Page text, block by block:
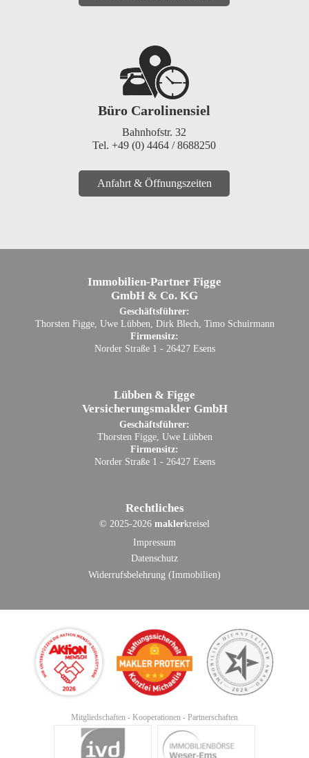
Büro Carolinensiel
Bahnhofstr. 32
Tel. +49 (0) 4464 / 8688250
Anfahrt & Öffnungszeiten
Immobilien-Partner Figge
GmbH & Co. KG
Geschäftsführer:
Thorsten Figge, Uwe Lübben, Dirk Blech, Timo Schuirmann
Firmensitz:
Norder Straße 1 - 26427 Esens
Lübben & Figge
Versicherungsmakler GmbH
Geschäftsführer:
Thorsten Figge, Uwe Lübben
Firmensitz:
Norder Straße 1 - 26427 Esens
Rechtliches
© 2025-2026 maklerkreisel
Impressum
Datenschutz
Widerrufsbelehrung (Immobilien)
Mitgliedschaften - Kooperationen - Partnerschaften